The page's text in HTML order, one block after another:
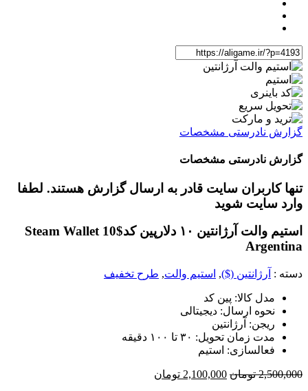
گزارش نادرستی مشخصات
گزارش نادرستی مشخصات
تنها کاربران سایت قادر به ارسال گزارش هستند. لطفا
وارد سایت شوید
استیم والت آرژانتین ۱۰ دلار
پین کدSteam Wallet 10$
Argentina
دسته : آرژانتین ($), استیم والت, طرح تخفیف
مدل کالا: پین کد
نحوه ارسال: دیجیتالی
ریجن: آرژانتین
مدت زمان تحویل: ۳۰ تا ۱۰۰ دقیقه
فعالسازی: استیم
2,500,000 تومان 2,100,000 تومان